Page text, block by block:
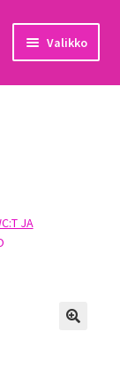
Valikko
JA